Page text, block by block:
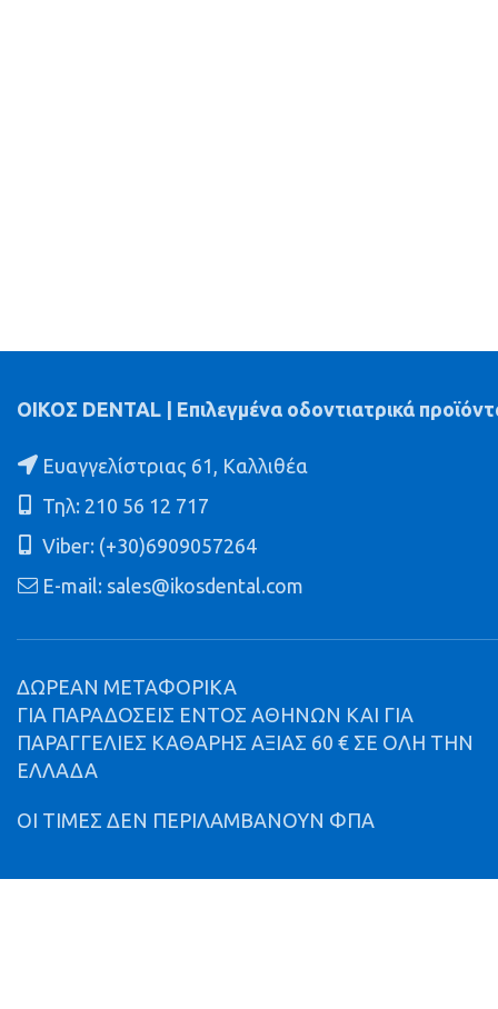
ΟΙΚΟΣ DENTAL | Επιλεγμένα οδοντιατρικά
Ευαγγελίστριας 61, Καλλιθέα
Τηλ: 210 56 12 717
Viber: (+30)6909057264
E-mail: sales@ikosdental.com
ΔΩΡΕΑΝ ΜΕΤΑΦΟΡΙΚΑ
ΓΙΑ ΠΑΡΑΔΟΣΕΙΣ ΕΝΤΟΣ ΑΘΗΝΩΝ ΚΑΙ ΓΙΑ
ΠΑΡΑΓΓΕΛΙΕΣ ΚΑΘΑΡΗΣ ΑΞΙΑΣ 60 € ΣΕ ΟΛΗ ΤΗΝ
ΕΛΛΑΔΑ
ΟΙ ΤΙΜΕΣ ΔΕΝ ΠΕΡΙΛΑΜΒΑΝΟΥΝ ΦΠΑ